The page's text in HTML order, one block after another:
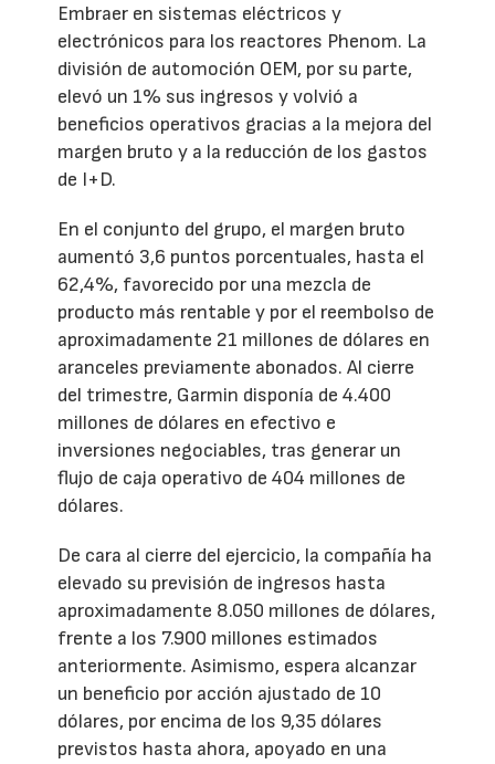
Embraer en sistemas eléctricos y
electrónicos para los reactores Phenom. La
división de automoción OEM, por su parte,
elevó un 1% sus ingresos y volvió a
beneficios operativos gracias a la mejora del
margen bruto y a la reducción de los gastos
de I+D.
En el conjunto del grupo, el margen bruto
aumentó 3,6 puntos porcentuales, hasta el
62,4%, favorecido por una mezcla de
producto más rentable y por el reembolso de
aproximadamente 21 millones de dólares en
aranceles previamente abonados. Al cierre
del trimestre, Garmin disponía de 4.400
millones de dólares en efectivo e
inversiones negociables, tras generar un
flujo de caja operativo de 404 millones de
dólares.
De cara al cierre del ejercicio, la compañía ha
elevado su previsión de ingresos hasta
aproximadamente 8.050 millones de dólares,
frente a los 7.900 millones estimados
anteriormente. Asimismo, espera alcanzar
un beneficio por acción ajustado de 10
dólares, por encima de los 9,35 dólares
previstos hasta ahora, apoyado en una